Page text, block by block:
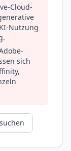
Cloud-
Nutzung
sich